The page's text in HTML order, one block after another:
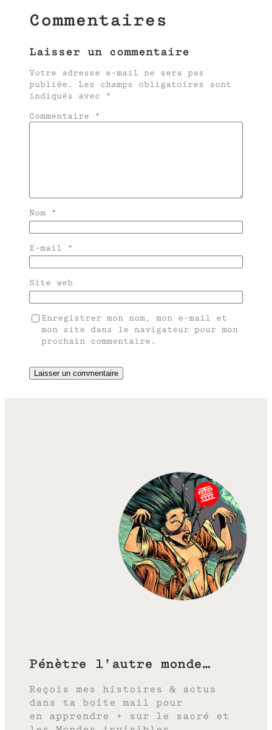
Commentaires
Laisser un commentaire
Votre adresse e-mail ne sera pas
publiée.
Les champs obligatoires sont
indiqués avec
*
Commentaire
*
Nom *
E-mail *
Site web
Enregistrer mon nom, mon e-mail et
mon site dans le navigateur pour mon
prochain commentaire.
Pénètre l’autre monde…
Reçois mes histoires & actus
dans ta boîte mail pour
en apprendre + sur le sacré et